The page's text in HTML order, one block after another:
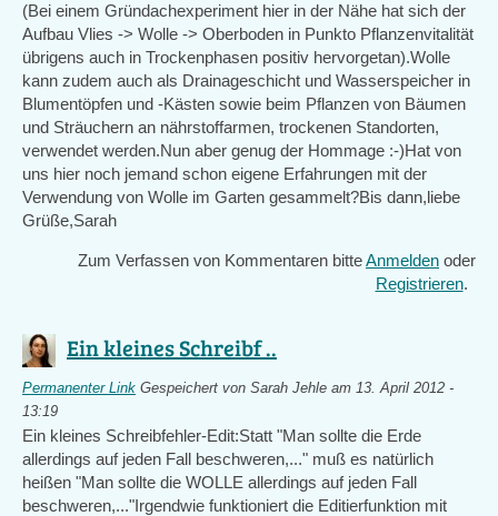
(Bei einem Gründachexperiment hier in der Nähe hat sich der
Aufbau Vlies -> Wolle -> Oberboden in Punkto Pflanzenvitalität
übrigens auch in Trockenphasen positiv hervorgetan).Wolle
kann zudem auch als Drainageschicht und Wasserspeicher in
Blumentöpfen und -Kästen sowie beim Pflanzen von Bäumen
und Sträuchern an nährstoffarmen, trockenen Standorten,
verwendet werden.Nun aber genug der Hommage :-)Hat von
uns hier noch jemand schon eigene Erfahrungen mit der
Verwendung von Wolle im Garten gesammelt?Bis dann,liebe
Grüße,Sarah
Zum Verfassen von Kommentaren bitteAnmelden oder
Registrieren.
Ein kleines Schreibf ..
Permanenter Link Gespeichert von Sarah Jehle am 13. April 2012 -
13:19
Ein kleines Schreibfehler-Edit:Statt "Man sollte die Erde
allerdings auf jeden Fall beschweren,..." muß es natürlich
heißen "Man sollte die WOLLE allerdings auf jeden Fall
beschweren,..."Irgendwie funktioniert die Editierfunktion mit